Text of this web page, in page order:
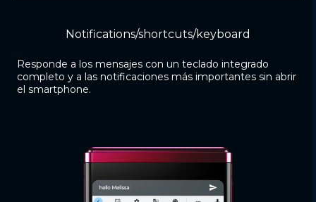
Notifications/shortcuts/keyboard
Responde a los mensajes con un teclado integrado
completo y a las notificaciones más importantes sin abrir
el smartphone.